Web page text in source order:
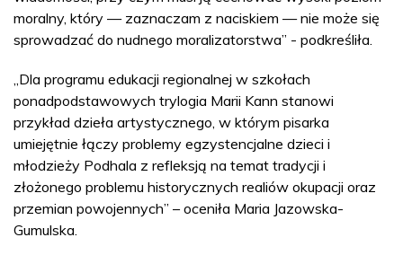
moralny, który — zaznaczam z naciskiem — nie może się
sprowadzać do nudnego moralizatorstwa” - podkreśliła.
„Dla programu edukacji regionalnej w szkołach
ponadpodstawowych trylogia Marii Kann stanowi
przykład dzieła artystycznego, w którym pisarka
umiejętnie łączy problemy egzystencjalne dzieci i
młodzieży Podhala z refleksją na temat tradycji i
złożonego problemu historycznych realiów okupacji oraz
przemian powojennych” – oceniła Maria Jazowska-
Gumulska.